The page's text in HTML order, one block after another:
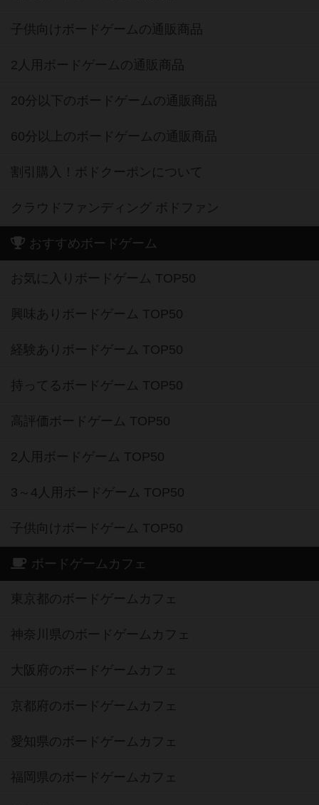
子供向けボードゲームの通販商品
2人用ボードゲームの通販商品
20分以下のボードゲームの通販商品
60分以上のボードゲームの通販商品
割引購入！ボドクーポンについて
クラウドファンディング ボドファン
おすすめボードゲーム
お気に入りボードゲーム TOP50
興味ありボードゲーム TOP50
経験ありボードゲーム TOP50
持ってるボードゲーム TOP50
高評価ボードゲーム TOP50
2人用ボードゲーム TOP50
3～4人用ボードゲーム TOP50
子供向けボードゲーム TOP50
ボードゲームカフェ
東京都のボードゲームカフェ
神奈川県のボードゲームカフェ
大阪府のボードゲームカフェ
京都府のボードゲームカフェ
愛知県のボードゲームカフェ
福岡県のボードゲームカフェ